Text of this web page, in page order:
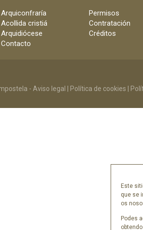
Este
que se
os
Podes
Arquiconfraría
Permisos
Acollida cristiá
Contratación
Arquidiócese
Créditos
Contacto
- Aviso legal | Política de cookies |